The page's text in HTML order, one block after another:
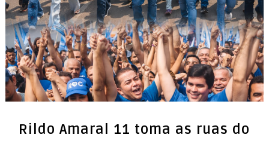
Rildo Amaral 11 toma as ruas do